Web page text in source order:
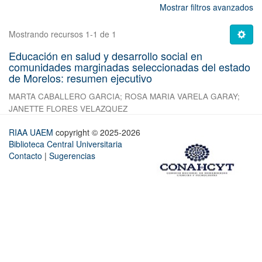
Mostrar filtros avanzados
Mostrando recursos 1-1 de 1
Educación en salud y desarrollo social en
comunidades marginadas seleccionadas del estado
de Morelos: resumen ejecutivo
MARTA CABALLERO GARCIA; ROSA MARIA VARELA GARAY;
JANETTE FLORES VELAZQUEZ
RIAA UAEM copyright © 2025-2026
Biblioteca Central Universitaria
Contacto | Sugerencias